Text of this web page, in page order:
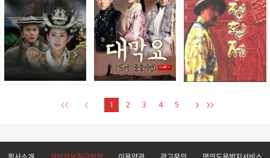
1 2 3 4 5